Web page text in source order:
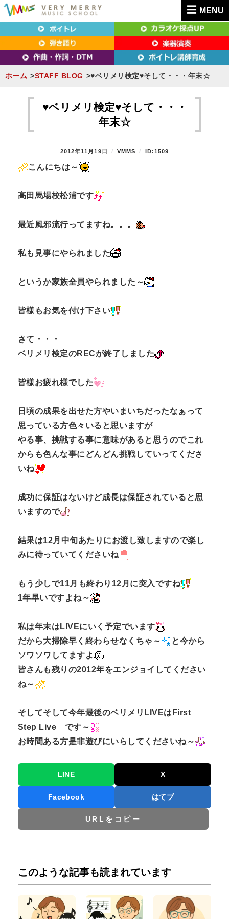
MENU
東京（新宿・八王子）・横浜・名古屋・京都で
「本気」になれるボイトレ教室｜VERY MERRY
MUSIC SCHOOL（ベリーメリー）
東京（新宿・八王子）・横浜・名古屋・京都で「本気」になれるボイトレ教室｜
VERY MERRY MUSIC SCHOOL（ベリーメリー）
ホーム STAFF BLOG ♥ベリメリ検定♥そして・・・年末☆
♥ベリメリ検定♥そして・・・
年末☆
P
S
E
D
N
2012年11月19日
B
VMMS ID:1509
こんにちは～
高田馬場校松浦です
最近風邪流行ってますね。。。
私も見事にやられました
というか家族全員やられました～
皆様もお気を付け下さい
さて・・・
ベリメリ検定のRECが終了しました
皆様お疲れ様でした
日頃の成果を出せた方やいまいちだったなぁって
思っている方色々いると思いますが
やる事、挑戦する事に意味があると思うのでこれ
からも色んな事にどんどん挑戦していってくださ
いね
成功に保証はないけど成長は保証されていると思
いますので
結果は12月中旬あたりにお渡し致しますので楽し
みに待っていてくださいね
もう少しで11月も終わり12月に突入ですね
1年早いですよね～
私は年末はLIVEにいく予定でいます
だから大掃除早く終わらせなくちゃ～
と今から
ソワソワしてますよ
皆さんも残りの2012年をエンジョイしてください
ね～
そしてそして今年最後のベリメリLIVEはFirst
Step Live です～
お時間ある方是非遊びにいらしてくださいね～
LINE X
Facebook はてブ
URLをコピー
このような記事も読まれています